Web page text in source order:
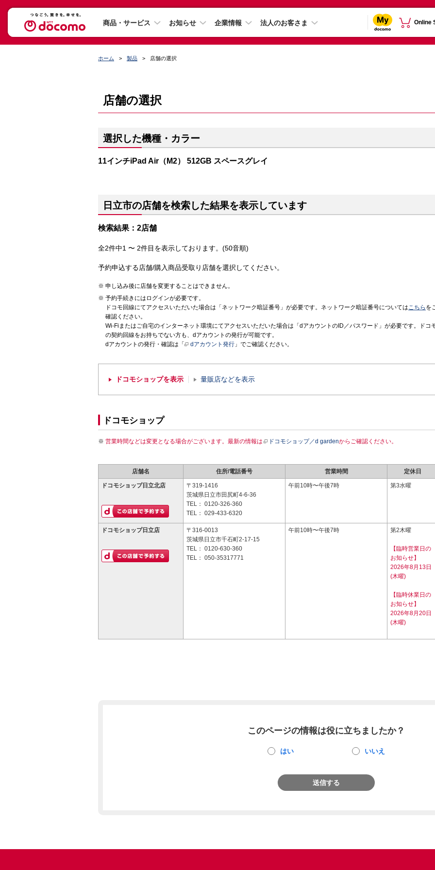
商品・サービス お知らせ 企業情報 法人のお客さま Online
ホーム 製品 店舗の選択
店舗の選択
選択した機種・カラー
11インチiPad Air（M2） 512GB スペースグレイ
日立市の店舗を検索した結果を表示しています
検索結果：2店舗
全2件中1 〜 2件目を表示しております。(50音順)
予約申込する店舗/購入商品受取り店舗を選択してください。
申し込み後に店舗を変更することはできません。
予約手続きにはログインが必要です。
ドコモ回線にてアクセスいただいた場合は「ネットワーク暗証番号」が必要です。ネットワーク暗証番号についてはこちら を
確認ください。
Wi-Fiまたはご自宅のインターネット環境にてアクセスいただいた場合は「dアカウントのID／パスワード」が必要です。ドコ
の契約回線をお持ちでない方も、dアカウントの発行が可能です。
dアカウントの発行・確認は「
dアカウント発行 」でご確認ください。
ドコモショップを表示 量販店などを表示
ドコモショップ
営業時間などは変更となる場合がございます。最新の情報は ドコモショップ／d gardenからご確認ください。
店舗名 住所/電話番号 営業時間 定休日
ドコモショップ日立北店
〒319-1416
茨城県日立市田尻町4-6-36
TEL： 0120-326-360
TEL： 029-433-6320
午前10時〜午後7時 第3水曜
ドコモショップ日立店
〒316-0013
茨城県日立市千石町2-17-15
TEL： 0120-630-360
TEL： 050-35317771
午前10時〜午後7時 第2木曜
【臨時営業日の
お知らせ】
2026年8月13日
(木曜)
【臨時休業日の
お知らせ】
2026年8月20日
(木曜)
このページの情報は役に立ちましたか？
はい いいえ
送信する